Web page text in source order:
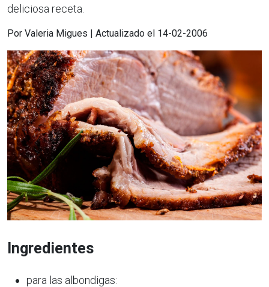
deliciosa receta.
Por Valeria Migues | Actualizado el 14-02-2006
Ingredientes
para las albondigas: